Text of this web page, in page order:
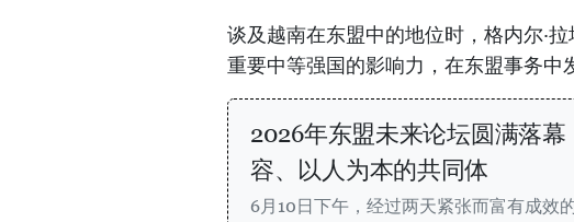
谈及越南在东盟中的地位时，格内尔·
重要中等强国的影响力，在东盟事务中
2026年东盟未来论坛圆满落
容、以人为本的共同体
6月10日下午，经过两天紧张而富有成效